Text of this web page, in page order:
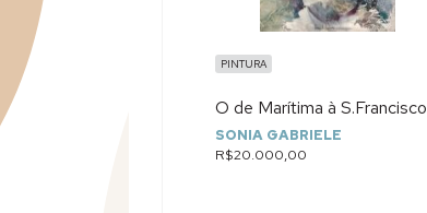
PINTURA
O de Marítima à S.Francisco
SONIA GABRIELE
R$20.000,00